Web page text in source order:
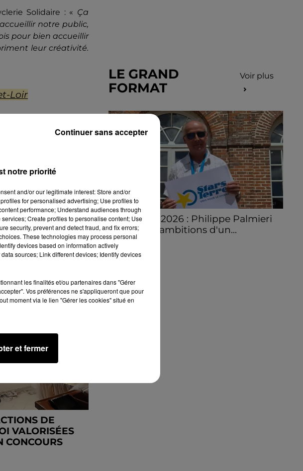
Solidaire : « Ça
notre public,
pour bien accueillir
leur créativité.
Loir
d'administration, une
paysage chartrain.
Solidaire créée il y a
DE
VALORISÉES
CONCOURS
LE GRAND
FORMAT
Voir plus
Stars'Terre 2026 : Philippe Palmieri
dévoile les ambitions d'un...
À quelques semaines de la première
édition de Stars'Terre, organisée du 18 au 20
notre priorité
and/or our legitimate interest: Store and/or
for personalised advertising; Use profiles to
performance; Understand audiences through
Create profiles to personalise content; Use
security, prevent and detect fraud, and fix errors;
These technologies may process personal
devices based on information actively
sources; Link different devices; Identify devices
les finalités et/ou partenaires dans "Gérer
Vos préférences ne s'appliqueront que pour
moment via le lien "Gérer les cookies" situé en
et fermer
Continuer sans accepter